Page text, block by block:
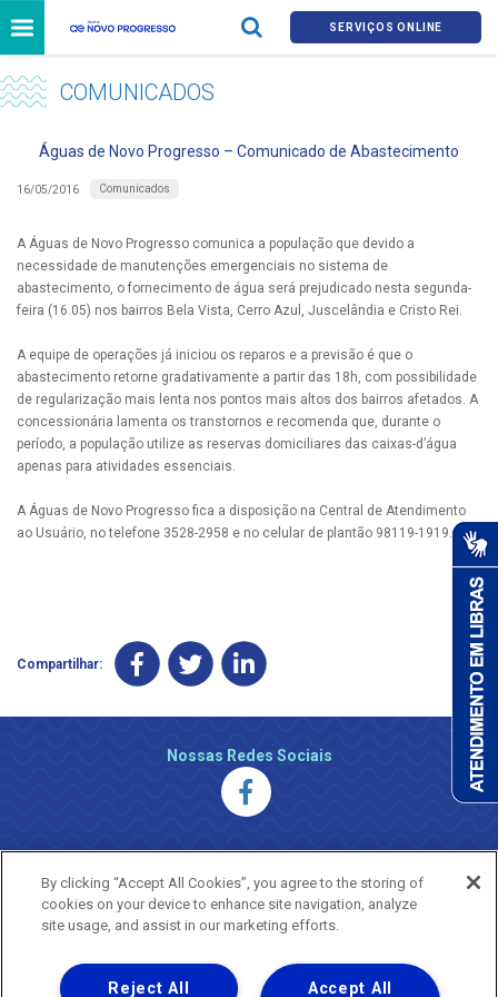
SERVIÇOS ONLINE
COMUNICADOS
Águas de Novo Progresso – Comunicado de Abastecimento
16/05/2016 Comunicados
A Águas de Novo Progresso comunica a população que devido a
necessidade de manutenções emergenciais no sistema de
abastecimento, o fornecimento de água será prejudicado nesta segunda-
feira (16.05) nos bairros Bela Vista, Cerro Azul, Juscelândia e Cristo Rei.
A equipe de operações já iniciou os reparos e a previsão é que o
abastecimento retorne gradativamente a partir das 18h, com possibilidade
de regularização mais lenta nos pontos mais altos dos bairros afetados. A
concessionária lamenta os transtornos e recomenda que, durante o
período, a população utilize as reservas domiciliares das caixas-d’água
apenas para atividades essenciais.
A Águas de Novo Progresso fica a disposição na Central de Atendimento
ao Usuário, no telefone 3528-2958 e no celular de plantão 98119-1919.
Compartilhar:
Nossas Redes Sociais
By clicking “Accept All Cookies”, you agree to the storing of
cookies on your device to enhance site navigation, analyze
site usage, and assist in our marketing efforts.
Accept All
Reject All